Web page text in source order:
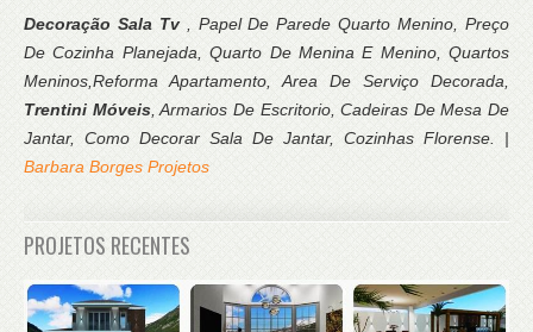
Decoração Sala Tv , Papel De Parede Quarto Menino, Preço
De Cozinha Planejada, Quarto De Menina E Menino, Quartos
Meninos,Reforma Apartamento, Area De Serviço Decorada,
Trentini Móveis, Armarios De Escritorio, Cadeiras De Mesa De
Jantar, Como Decorar Sala De Jantar, Cozinhas Florense. |
Barbara Borges Projetos
PROJETOS RECENTES